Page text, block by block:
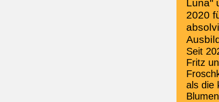
Luna"
2020
Seit
Fritz
als die